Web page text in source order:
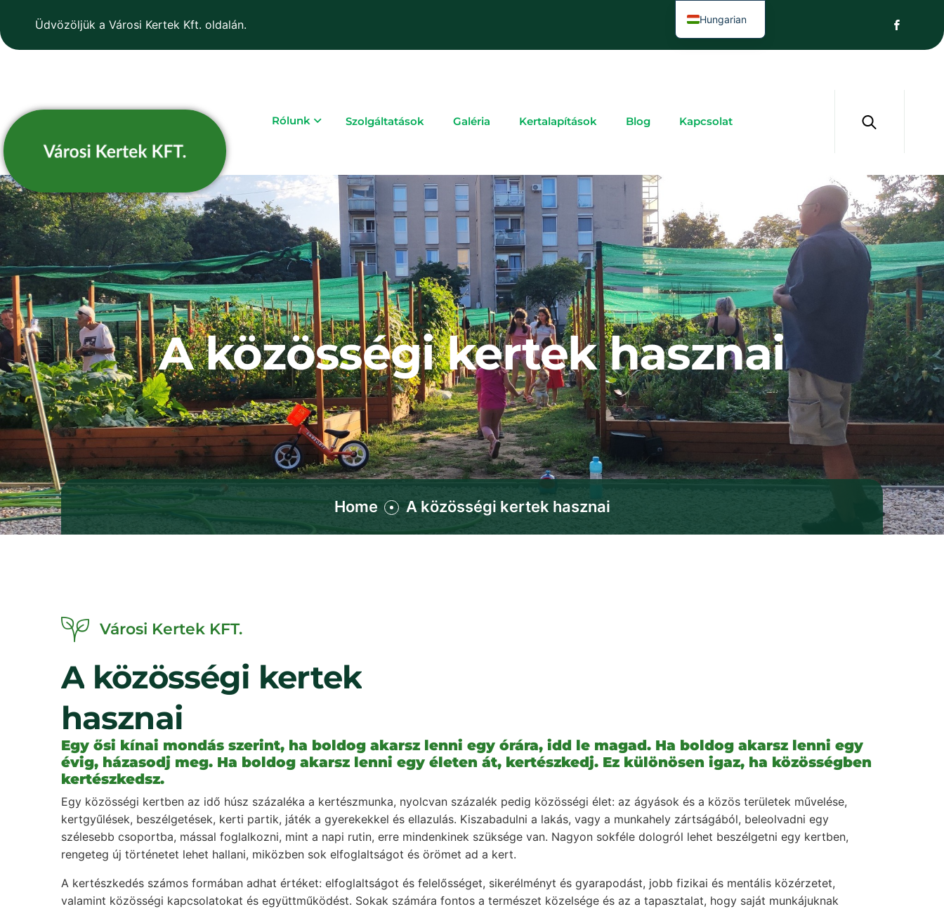
Üdvözöljük a Városi Kertek Kft. oldalán.
Rólunk Szolgáltatások Galéria Kertalapítások Blog Kapcsolat
A közösségi kertek hasznai
Home A közösségi kertek hasznai
Városi Kertek KFT.
A közösségi kertek
hasznai
Egy ősi kínai mondás szerint, ha boldog akarsz lenni egy órára, idd le magad. Ha boldog akarsz lenni egy
évig, házasodj meg. Ha boldog akarsz lenni egy életen át, kertészkedj. Ez különösen igaz, ha közösségben
kertészkedsz.
Egy közösségi kertben az idő húsz százaléka a kertészmunka, nyolcvan százalék pedig közösségi élet: az ágyások és a közös területek művelése,
kertgyűlések, beszélgetések, kerti partik, játék a gyerekekkel és ellazulás. Kiszabadulni a lakás, vagy a munkahely zártságából, beleolvadni egy
szélesebb csoportba, mással foglalkozni, mint a napi rutin, erre mindenkinek szüksége van. Nagyon sokféle dologról lehet beszélgetni egy kertben,
rengeteg új történetet lehet hallani, miközben sok elfoglaltságot és örömet ad a kert.
A kertészkedés számos formában adhat értéket: elfoglaltságot és felelősséget, sikerélményt és gyarapodást, jobb fizikai és mentális közérzetet,
valamint közösségi kapcsolatokat és együttműködést. Sokak számára fontos a természet közelsége és az a tapasztalat, hogy saját munkájuknak
Hungarian